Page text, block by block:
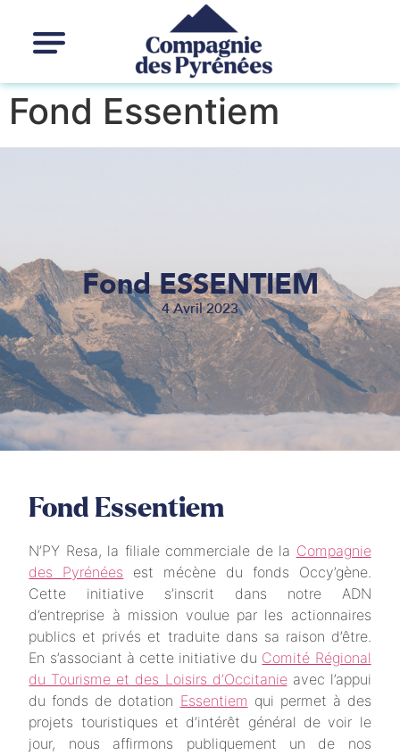
Fond Essentiem
Fond ESSENTIEM
4 Avril 2023
Fond Essentiem
N’PY Resa, la filiale commerciale de la Compagnie
des Pyrénées est mécène du fonds Occy’gène.
Cette initiative s’inscrit dans notre ADN
d’entreprise à mission voulue par les actionnaires
publics et privés et traduite dans sa raison d’être.
En s’associant à cette initiative du Comité Régional
du Tourisme et des Loisirs d’Occitanieavec l’appui
du fonds de dotation Essentiem qui permet à des
projets touristiques et d’intérêt général de voir le
jour, nous affirmons publiquement un de nos